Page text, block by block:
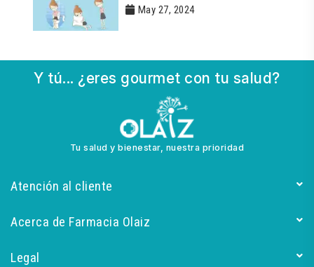
May 27, 2024
Y tú... ¿eres gourmet con tu salud?
Tu salud y bienestar, nuestra prioridad
Atención al cliente
Acerca de Farmacia Olaiz
Legal